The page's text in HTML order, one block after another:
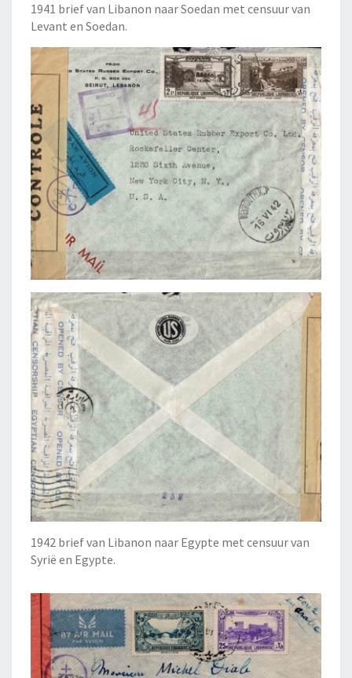
1941 brief van Libanon naar Soedan met censuur van
Levant en Soedan.
1942 brief van Libanon naar Egypte met censuur van
Syrië en Egypte.